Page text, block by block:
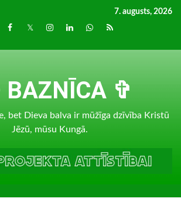
7. augusts, 2026
Facebook
TwitterInstagram
LinkedInwhatsapp
RSS
BAZNĪCA ✞
bet Dieva balva ir mūžīga dzīvība Kristū
Jēzū, mūsu Kungā.